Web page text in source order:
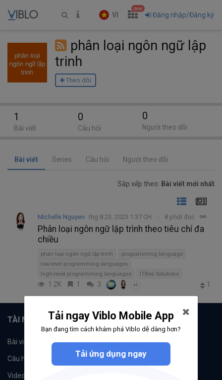
VI
new
Đăng nhập/Đăng ký
phân loại ngôn ngữ lập
trinh
Theo dõi
Bài viết Series Câu hỏi Người theo dõi
Sắp xếp theo: Bài viết mới nhất
Michelle Nguyen thg 8 23, 2023 1:37 CH 8 phút đọc
Phân loại ngôn ngữ lập trình theo tiêu chí đa
chiều
phân loại ngôn ngữ lập trinh
programming language
low-level programming languages
high-level programming languages
ITBee Solutions
1.2K 1 3 +1 1
1
Bài viết
0
Câu hỏi
0
Người theo dõi
TÀI NGUYÊN
Bài viết Tổ chức
Câu hỏi Tags
Videos
Tải ngay Viblo Mobile App
Bạn đang tìm cách khám phá Viblo dễ dàng hơn?
Tải ứng dụng ngay